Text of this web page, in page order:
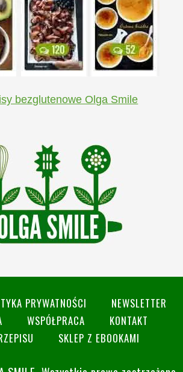
bezglutenowe Olga Smile
PRYWATNOŚCI
NEWSLETTER
WSPÓŁPRACA
KONTAKT
SKLEP Z EBOOKAMI